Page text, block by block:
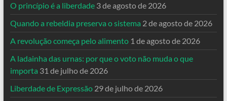
O princípio é a liberdade 3 de agosto de 2026
Quando a rebeldia preserva o sistema 2 de agosto de 2026
A revolução começa pelo alimento 1 de agosto de 2026
A ladainha das urnas: por que o voto não muda o que
importa 31 de julho de 2026
Liberdade de Expressão 29 de julho de 2026